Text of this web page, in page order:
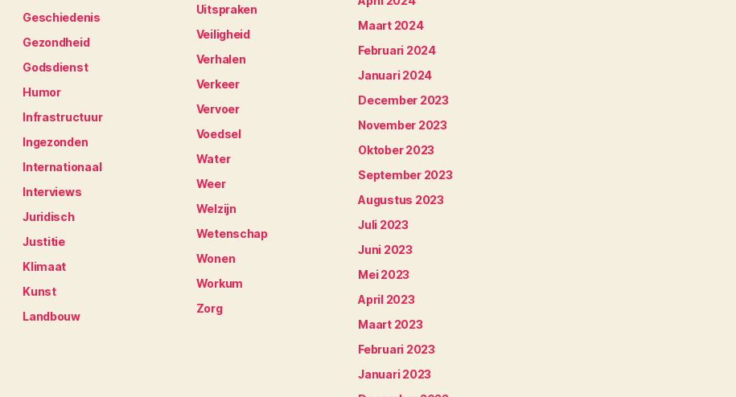
Geschiedenis
Gezondheid
Godsdienst
Humor
Infrastructuur
Ingezonden
Internationaal
Interviews
Juridisch
Justitie
Klimaat
Kunst
Landbouw
Uitspraken
Veiligheid
Verhalen
Verkeer
Vervoer
Voedsel
Water
Weer
Welzijn
Wetenschap
Wonen
Workum
Zorg
Maart 2024
Februari 2024
Januari 2024
December 2023
November 2023
Oktober 2023
September 2023
Augustus 2023
Juli 2023
Juni 2023
Mei 2023
April 2023
Maart 2023
Februari 2023
Januari 2023